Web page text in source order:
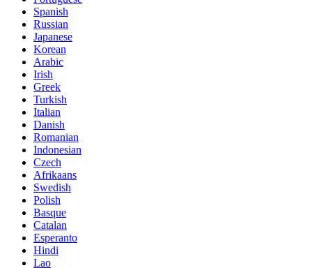
Spanish
Russian
Japanese
Korean
Arabic
Irish
Greek
Turkish
Italian
Danish
Romanian
Indonesian
Czech
Afrikaans
Swedish
Polish
Basque
Catalan
Esperanto
Hindi
Lao